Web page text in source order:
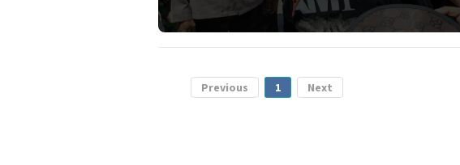
Previous 1 Next